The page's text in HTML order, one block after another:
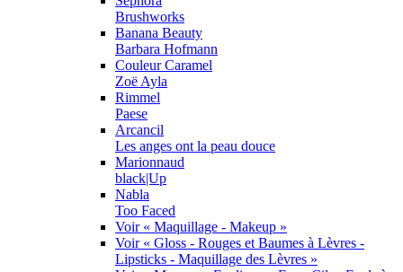
Brushworks
Banana Beauty
Barbara Hofmann
Couleur Caramel
Zoë Ayla
Rimmel
Paese
Arcancil
Les anges ont la peau douce
Marionnaud
black|Up
Nabla
Too Faced
Voir « Maquillage - Makeup »
Voir « Gloss - Rouges et Baumes à Lèvres -
Lipsticks - Maquillage des Lèvres »